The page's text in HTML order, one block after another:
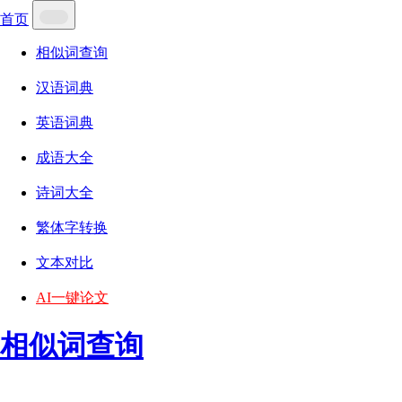
首页
相似词查询
汉语词典
英语词典
成语大全
诗词大全
繁体字转换
文本对比
AI一键论文
相似词查询